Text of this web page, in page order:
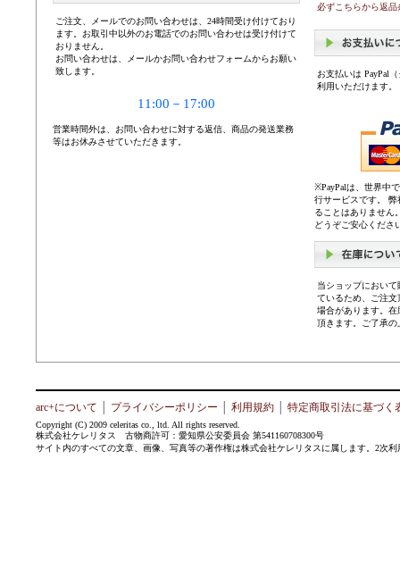
ご注文、メールでのお問い合わせは、24時間受け付けており
ます。お取引中以外のお電話でのお問い合わせは受け付けて
おりません。
お問い合わせは、メールかお問い合わせフォームからお願い
致します。
11:00－17:00
営業時間外は、お問い合わせに対する返信、商品の発送業務
等はお休みさせていただきます。
必ずこちらから返
お支払いは PayPal
利用いただけます。
※PayPalは、世界中
行サービスです。
ることはありません
どうぞご安心くださ
当ショップにおい
ているため、ご注
場合があります。
頂きます。ご了承
arc+について プライバシーポリシー 利用規約 特定商取引法に基づく
Copyright (C) 2009 celeritas co., ltd. All rights reserved.
株式会社ケレリタス 古物商許可：愛知県公安委員会 第541160708300号
サイト内のすべての文章、画像、写真等の著作権は株式会社ケレリタスに属します。2次